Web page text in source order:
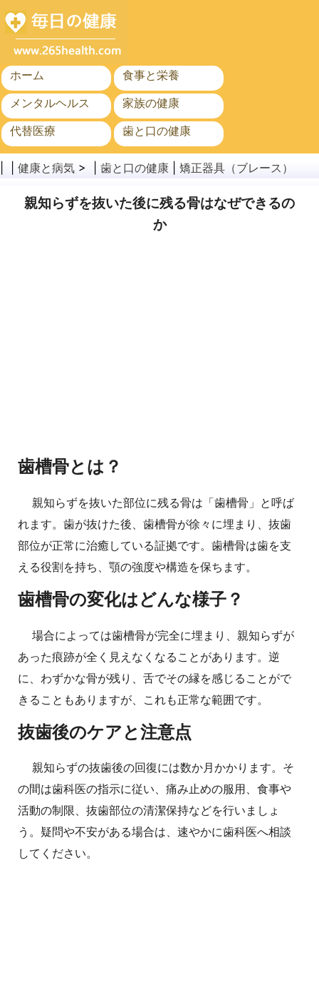
ホーム
食事と栄養
メンタルヘルス
家族の健康
代替医療
歯と口の健康
がん
公衆衛生
健康と病気 > | 歯と口の健康 矯正器具（ブレース）
親知らずを抜いた後に残る骨はなぜできるの
か
歯槽骨とは？
親知らずを抜いた部位に残る骨は「歯槽骨」と呼ば
れます。歯が抜けた後、歯槽骨が徐々に埋まり、抜歯
部位が正常に治癒している証拠です。歯槽骨は歯を支
える役割を持ち、顎の強度や構造を保ちます。
歯槽骨の変化はどんな様子？
場合によっては歯槽骨が完全に埋まり、親知らずが
あった痕跡が全く見えなくなることがあります。逆
に、わずかな骨が残り、舌でその縁を感じることがで
きることもありますが、これも正常な範囲です。
抜歯後のケアと注意点
親知らずの抜歯後の回復には数か月かかります。そ
の間は歯科医の指示に従い、痛み止めの服用、食事や
活動の制限、抜歯部位の清潔保持などを行いましょ
う。疑問や不安がある場合は、速やかに歯科医へ相談
してください。